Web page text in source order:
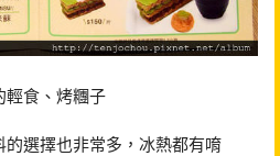
輕食、烤糰子
選擇也非常多，冰熱都有唷